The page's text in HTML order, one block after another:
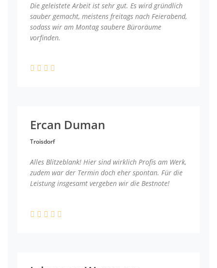
Die geleistete Arbeit ist sehr gut. Es wird gründlich
sauber gemacht, meistens freitags nach Feierabend,
sodass wir am Montag saubere Büroräume
vorfinden.
Ercan Duman
Troisdorf
Alles Blitzeblank! Hier sind wirklich Profis am Werk,
zudem war der Termin doch eher spontan. Für die
Leistung insgesamt vergeben wir die Bestnote!